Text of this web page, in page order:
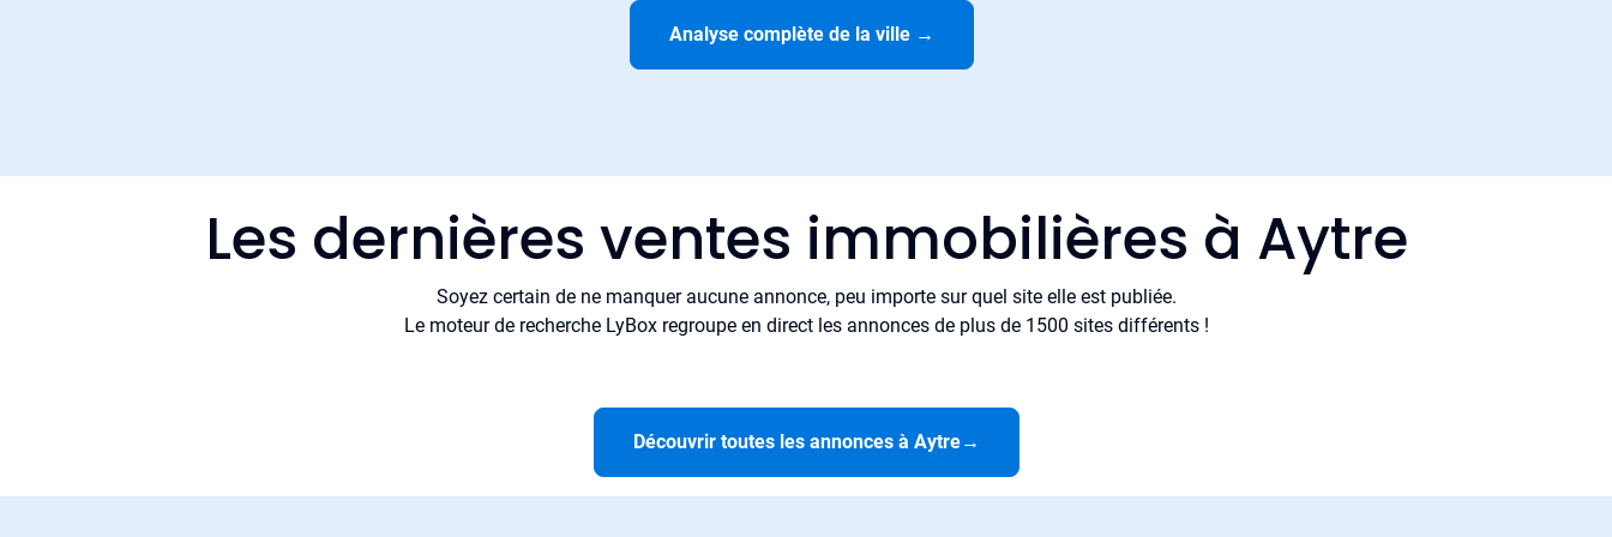
Analyse complète de la ville →
Les dernières ventes immobilières à Aytre
Soyez certain de ne manquer aucune annonce, peu importe sur quel site elle est publiée.
Le moteur de recherche LyBox regroupe en direct les annonces de plus de 1500 sites différents !
Découvrir toutes les annonces à Aytre→